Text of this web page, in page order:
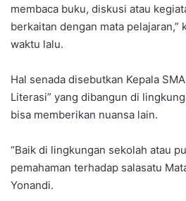
membaca buku, diskusi atau
berkaitan dengan mata pelajaran,”
waktu lalu.
Hal senada disebutkan Kepala
Literasi” yang dibangun di
bisa memberikan nuansa lain.
“Baik di lingkungan sekolah atau
pemahaman terhadap salasatu
Yonandi.